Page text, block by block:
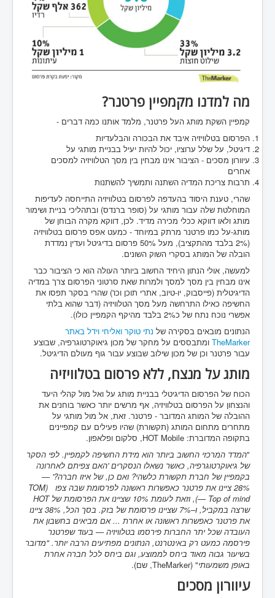
מה למדנו מקמפיין פרטנר?
קמפיין השקת מותג העל פרטנר, מלמד אותנו כמה דברים -
הפרסום בטלוויזיה איבד את הבכורה והבלעדיות
דיגיטל, על שלל ערוציו, יכול להיות יעיל בבניית מותגי על
עיוורון מסכים - הציבור אינו מבחין בין מסך הטלוויזיה למסכים
אחרים
תרבות צריכת המדיה השתנה ותמשיך להשתנות
שהרי, טענת היסוד בהעדפה לפרסום בטלוויזיה התייחסה לעדיפות
המוחלטת שלה עבור מותגי על (סופר ברנדס) ובתהליכי בניית ושימור
מותג ולאו דווקא ככלי מכירה מדיד. לכן, דווקא מקרה הבוחן של
מותג-על כמו פרטנר מרתק במיוחד - כמעט אפס פרסום בטלוויזיה
(2% בלבד מהתקציב), מעל 50% פרסום בדיגיטל ועדין נמדדת
הובלה של המותג בסקרי השוק השונים.
למעשה, אולי הנתון היחיד החשוב ביותר העולה הוא כי הציבור כבר
אינו מבחין בין מסך למסך ולמרות שאת סרטוני הפרסום צרך במדיה
הדיגיטלית (פייסבוק, יו-טיוב, אתרי תוכן וכו') שהרי בסקר תפסו את
החשיפה כאילו התרחשה מעל מסך הטלוויזיה (דבר שהוא בלתי
אפשרי נוכח נתח של כ2% בלבד מהיקף הקמפיין כולו).
הנתונים מובאים בסקירה של נתי טוקר ואליחי וידל באתר
TheMarker ומתבססים על מחקר של מכון גיאוקרטוגרפיה, שבוצע
עבור פרטנר וכן של מכון שילוב שבוצע עבור גוף מעולם הדיגיטל.
מותג על מנצח, ללא פרסום בטלוויזיה
הכוח של הפרסום הדיגיטלי בבניית מותג על ואל מול קהלי היעד
והנצחון על הפרסום בטלוויזיה, אף מרשים יותר כאשר בוחנים את
ההובלה של המותג המדובר - פרטנר. זאת, אל מול מותגי על
מתחרים מתחום המותג (תקשורת) שהיו פעילים עם קמפיינים
בתקופה המדוברת: HOT Mobile, סלקום ופלאפון.
"המדד המרכזי החשוב ביותר הוא מידת החשיפה לקמפיין. לפי הסקר
של גיאוקרטוגרפיה, כאשר נשאלו הנסקרים 'האם צפיתם לאחרונה
בקמפיין של חברת תקשורת כלשהי? ואם כן, של איזו חברה?' —
28% ציינו את פרטנר כאפשרות ראשונה לפרסומת שבה צפו (TOM
— Top of mind), וזאת לעומת 10% שציינו את הפרסומת של HOT
שרצה במקביל, ו–7% שציינו פרסומת של בזק. בסך הכל, 38% ציינו
את פרטנר כאפשרות ראשונה או אחרת ... אם מביאים בחשבון את
העובדה שכל יתר החברות פירסמו בטלוויזיה — בעוד שפרטנר
פירסמה כמעט רק באינטרנט, הנתונים מפתיעים הרבה יותר. "מדובר
בשיעור גבוה מאוד ביחס לממוצע, וגם ביחס לכל חברה אחרת
באופן משמעותי" (TheMarker, שם).
עיוורון מסכים